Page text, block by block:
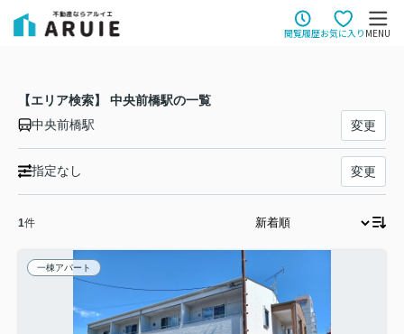
閲覧履歴お気に入り MENU
【エリア検索】 中央前橋駅の一覧
中央前橋駅
変更
指定なし 変更
1件
一棟アパート